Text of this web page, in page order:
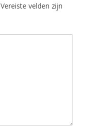
Vereiste velden zijn